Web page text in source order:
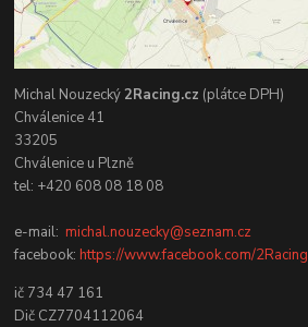
Michal Nouzecký2Racing.cz (plátce DPH)
Chválenice 41
33205
Chválenice u Plzně
tel: +420 608 08 18 08
e-mail:michal.nouzecky@seznam.cz
facebook:https://www.facebook.com/2Racing
ič 734 47 161
Dič CZ7704112064